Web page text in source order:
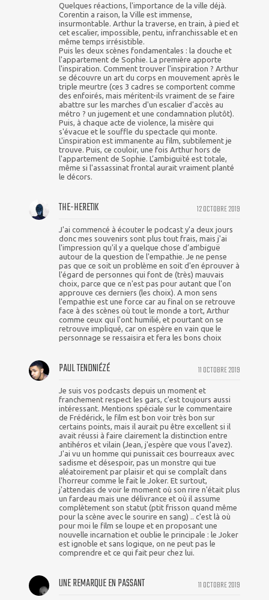
Quelques réactions, l'importance de la ville déjà.
Corentin a raison, la Ville est immense,
insurmontable. Arthur la traverse, en train, à pied et
cet escalier, impossible, pentu, infranchissable et en
même temps irrésistible.
Puis les deux scènes fondamentales : la douche et
l'appartement de Sophie. La première apporte
l'inspiration. Comment trouver l'inspiration ? Arthur
se découvre un art du corps en mouvement après le
triple meurtre (ces 3 cadres se comportent comme
des enfoirés, mais méritent-ils vraiment de se faire
abattre sur les marches d'un escalier d'accès au
métro ? un jugement et une condamnation plutôt).
Puis, à chaque acte de violence, la misère qui
s'évacue et le souffle du spectacle qui monte.
L'inspiration est immanente au film, subtilement je
trouve. Puis, ce couloir, une fois Arthur hors de
l'appartement de Sophie. L’ambiguïté est totale,
même si l'assassinat frontal aurait vraiment planté
le décors.
12 OCTOBRE 2019
THE-HERETIK
J'ai commencé à écouter le podcast y'a deux jours
donc mes souvenirs sont plus tout frais, mais j'ai
l'impression qu'il y a quelque chose d’ambiguë
autour de la question de l'empathie. Je ne pense
pas que ce soit un problème en soit d'en éprouver à
l'égard de personnes qui font de (très) mauvais
choix, parce que ce n'est pas pour autant que l'on
approuve ces derniers (les choix). A mon sens
l'empathie est une force car au final on se retrouve
face à des scènes où tout le monde a tort, Arthur
comme ceux qui l'ont humilié, et pourtant on se
retrouve impliqué, car on espère en vain que le
personnage se ressaisira et fera les bons choix
11 OCTOBRE 2019
PAUL TENDNIÉZÉ
Je suis vos podcasts depuis un moment et
franchement respect les gars, c'est toujours aussi
intéressant. Mentions spéciale sur le commentaire
de Frédérick, le film est bon voir très bon sur
certains points, mais il aurait pu être excellent si il
avait réussi à faire clairement la distinction entre
antihéros et vilain (Jean, j'espère que vous l'avez).
J'ai vu un homme qui punissait ces bourreaux avec
sadisme et désespoir, pas un monstre qui tue
aléatoirement par plaisir et qui se complaît dans
l'horreur comme le fait le Joker. Et surtout,
j'attendais de voir le moment où son rire n'était plus
un fardeau mais une délivrance et où il assume
complètement son statut (ptit frisson quand même
pour la scène avec le sourire en sang) .. c'est là où
pour moi le film se loupe et en proposant une
nouvelle incarnation et oublie le principale : le Joker
est ignoble et sans logique, on ne peut pas le
comprendre et ce qui fait peur chez lui.
11 OCTOBRE 2019
UNE REMARQUE EN PASSANT